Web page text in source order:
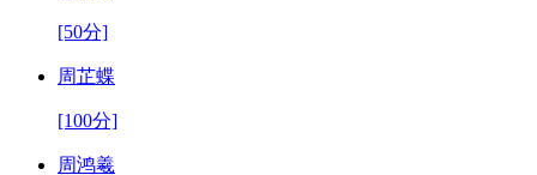
[50分]
周芷蝶
[100分]
周鸿羲